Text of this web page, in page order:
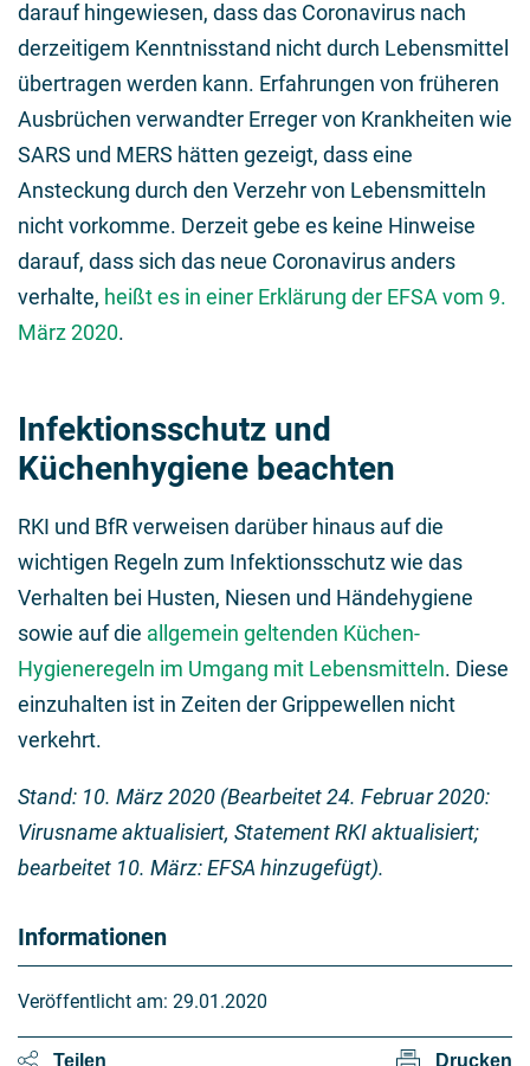
darauf hingewiesen, dass das Coronavirus nach
derzeitigem Kenntnisstand nicht durch Lebensmittel
übertragen werden kann. Erfahrungen von früheren
Ausbrüchen verwandter Erreger von Krankheiten wie
SARS und MERS hätten gezeigt, dass eine
Ansteckung durch den Verzehr von Lebensmitteln
nicht vorkomme. Derzeit gebe es keine Hinweise
darauf, dass sich das neue Coronavirus anders
verhalte, heißt es in einer Erklärung der EFSA vom 9.
März 2020.
Infektionsschutz und
Küchenhygiene beachten
RKI und BfR verweisen darüber hinaus auf die
wichtigen Regeln zum Infektionsschutz wie das
Verhalten bei Husten, Niesen und Händehygiene
sowie auf die allgemein geltenden Küchen-
Hygieneregeln im Umgang mit Lebensmitteln. Diese
einzuhalten ist in Zeiten der Grippewellen nicht
verkehrt.
Stand: 10. März 2020 (Bearbeitet 24. Februar 2020:
Virusname aktualisiert, Statement RKI aktualisiert;
bearbeitet 10. März: EFSA hinzugefügt).
Informationen
Veröffentlicht am: 29.01.2020
Teilen Drucken